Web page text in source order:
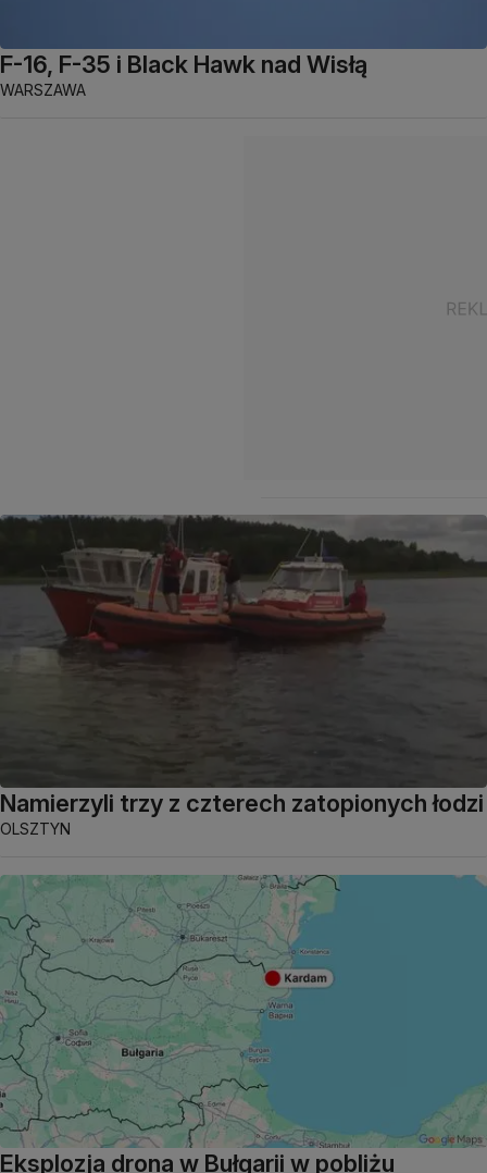
F-16, F-35 i Black Hawk nad Wisłą
WARSZAWA
Namierzyli trzy z czterech zatopionych łodzi
OLSZTYN
Eksplozja drona w Bułgarii w pobliżu